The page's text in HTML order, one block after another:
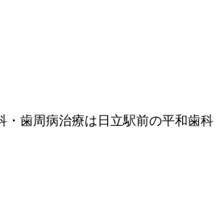
・歯周病治療は日立駅前の平和歯科